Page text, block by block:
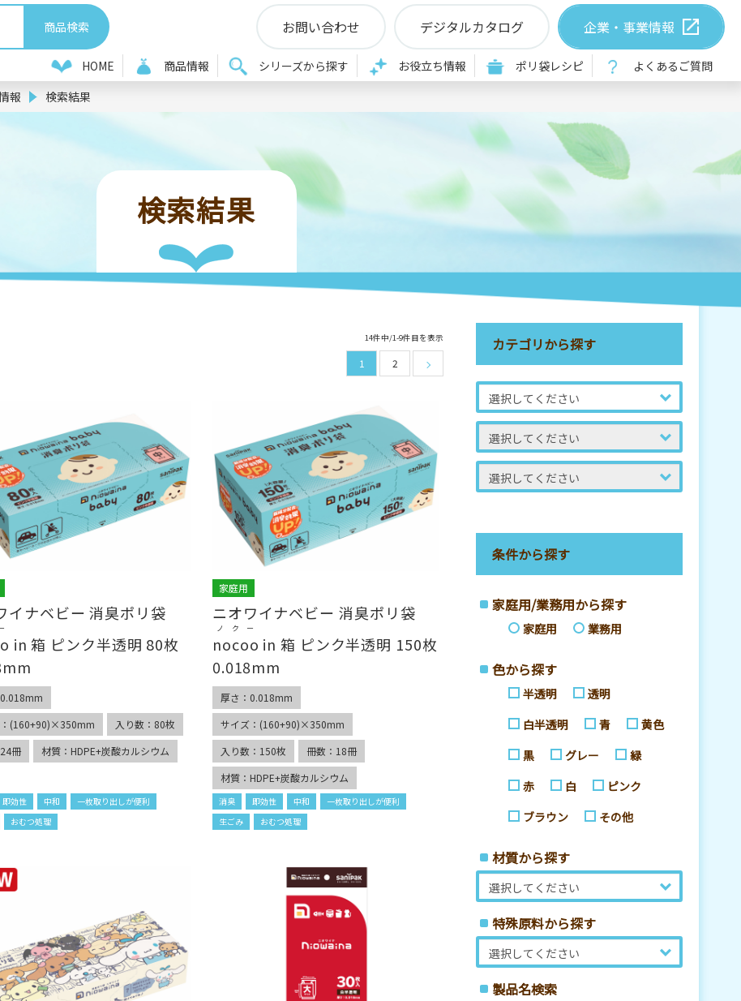
HOME 商品情報 シリーズから探す お役立ち情報 ポリ袋レシピ よくあるご質問
お問い合わせ デジタルカタログ 企業・事業情報
報 検索結果
検索結果
14件中/1-9件目を表示
1 2
イナベビー 消臭ポリ袋
in 箱 ピンク半透明 80枚
(160+90)×350mm
入り数：80枚
冊
材質：HDPE+炭酸カルシウム
即効性 中和
一枚取り出しが便利
おむつ処理
家庭用
ニオワイナベビー 消臭ポリ袋
nocoo
ノクー
in 箱 ピンク半透明 150枚
0.018mm
厚さ：0.018mm
サイズ：(160+90)×350mm
入り数：150枚
冊数：18冊
材質：HDPE+炭酸カルシウム
消臭 即効性 中和
一枚取り出しが便利
生ごみ
おむつ処理
カテゴリから探す
条件から探す
家庭用/業務用から探す
家庭用 業務用
色から探す
半透明
透明
白半透明
青
黄色
黒
グレー
緑
赤
白
ピンク
ブラウン
その他
材質から探す
特殊原料から探す
製品名検索